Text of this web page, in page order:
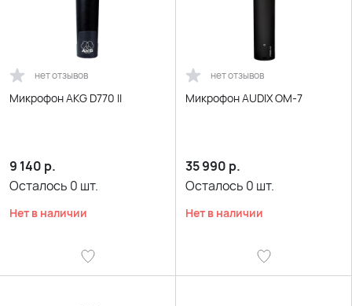
нет отзывов
Микрофон AKG D770 II
9 140 р.
Осталось 0 шт.
Нет в наличии
нет отзывов
Микрофон AUDIX OM-7
35 990 р.
Осталось 0 шт.
Нет в наличии